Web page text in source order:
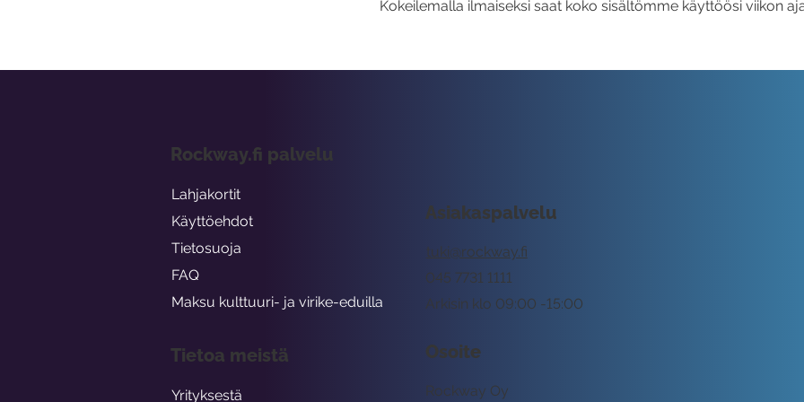
Kokeilemalla ilmaiseksi saat koko sisältömme käyttöösi viikon
Asiakaspalvelu
tuki@rockway.fi
Arkisin klo 09:00 -15:00
045 7731 1111
Osoite
Rockway Oy
Rockway.fi palvelu
Lahjakortit
Käyttöehdot
Tietosuoja
FAQ
Maksu kulttuuri- ja virike-eduilla
Tietoa meistä
Yrityksestä